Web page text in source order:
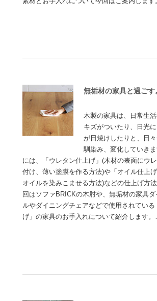
無垢材の家具と過ごす
木製の家具は、日常生
キズがついたり、日光
が日焼けしたりと、日
馴染み、変化していき
には、「ウレタン仕上げ」(木材の表面にウ
付け、薄い塗膜を作る方法)や「オイル仕上
オイルを染みこませる方法)などの仕上げ方
回はソファBRICKの木肘や、無垢材の家具
ルやダイニングチェアなどで使用されている
げ」の家具のお手入れについて紹介します